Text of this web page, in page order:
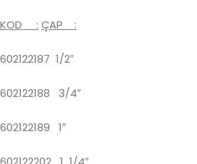
KOD : ÇAP :
602122187 1/2″
602122188 3/4″
602122189 1″